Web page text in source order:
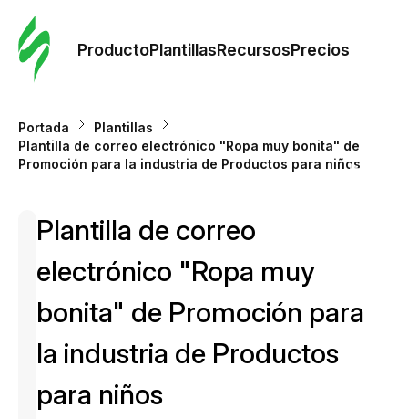
ProductoPlantillasRecursosPrecios
Portada
Plantillas
Plantilla de correo electrónico "Ropa muy bonita" de
Promoción para la industria de Productos para niños
Plantilla de correo
electrónico "Ropa muy
bonita" de Promoción para
la industria de Productos
para niños